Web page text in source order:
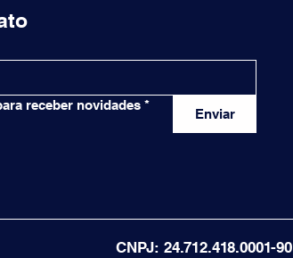
receber novidades *
Enviar
CNPJ: 24.712.418.0001-90